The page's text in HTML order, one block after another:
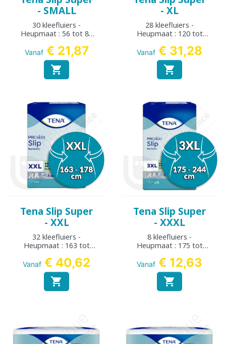
- SMALL
30 kleefluiers -
Heupmaat : 56 tot 85
Vanaf € 21,87

- XL
28 kleefluiers -
Heupmaat : 120 tot
Vanaf € 31,28

Tena Slip Super
- XXL
32 kleefluiers -
Heupmaat : 163 tot
Vanaf € 40,62

Tena Slip Super
- XXXL
8 kleefluiers -
Heupmaat : 175 tot
Vanaf € 12,63
